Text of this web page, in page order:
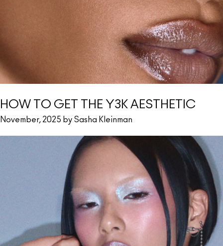
HOW TO GET THE Y3K AESTHETIC
November, 2025 by Sasha Kleinman